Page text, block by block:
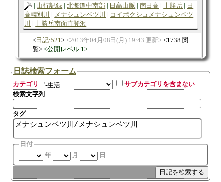
山行記録
北海道中南部 日高山脈 南日高 十勝岳
日
高幌別川
メナシュンベツ川
コイボクシュメナシュンベツ
川
十勝岳南面直登沢
日記:521 2013年04月08日(月) 19:43 更新
1738 閲
覧
公開レベル 1
日誌検索フォーム
カテゴリ
サブカテゴリを含まない
検索文字列
タグ
日付
年
月 日